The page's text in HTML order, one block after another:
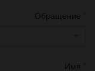
Обращение *
Имя *